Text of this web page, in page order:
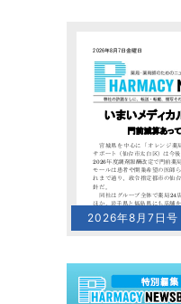
2026年8月7日号